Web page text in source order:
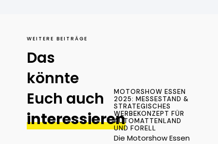
WEITERE BEITRÄGE
Das
könnte
Euch auch
interessieren
MOTORSHOW ESSEN
2025: MESSESTAND &
STRATEGISCHES
WERBEKONZEPT FÜR
AUTOMATTENLAND
UND FORELL
Die Motorshow Essen